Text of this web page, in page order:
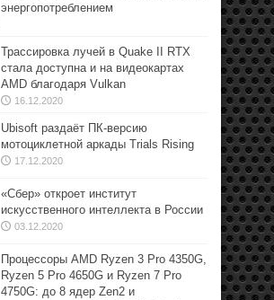
энергопотреблением
Трассировка лучей в Quake II RTX
стала доступна и на видеокартах
AMD благодаря Vulkan
16.12.2020
Ubisoft раздаёт ПК-версию
мотоциклетной аркады Trials Rising
17.12.2020
«Сбер» откроет институт
искусственного интеллекта в России
03.12.2020
Процессоры AMD Ryzen 3 Pro 4350G,
Ryzen 5 Pro 4650G и Ryzen 7 Pro
4750G: до 8 ядер Zen2 и